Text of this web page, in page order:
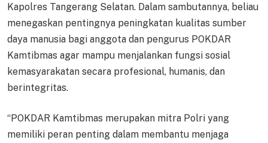
Kapolres Tangerang Selatan. Dalam sambutannya, beliau
menegaskan pentingnya peningkatan kualitas sumber
daya manusia bagi anggota dan pengurus POKDAR
Kamtibmas agar mampu menjalankan fungsi sosial
kemasyarakatan secara profesional, humanis, dan
berintegritas.
“POKDAR Kamtibmas merupakan mitra Polri yang
memiliki peran penting dalam membantu menjaga